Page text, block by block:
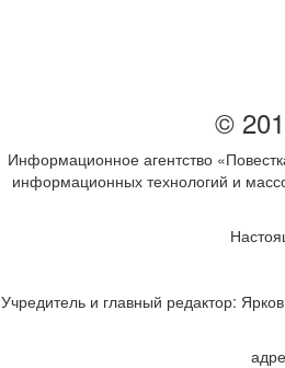
©
Информационное агентство
информационных технологий и
Учредитель и главный редактор: